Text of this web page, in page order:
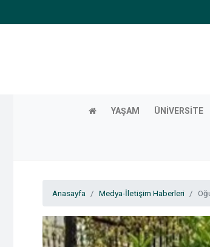
YAŞAM ÜNIVERSITE
Anasayfa Medya-İletişim Haberleri